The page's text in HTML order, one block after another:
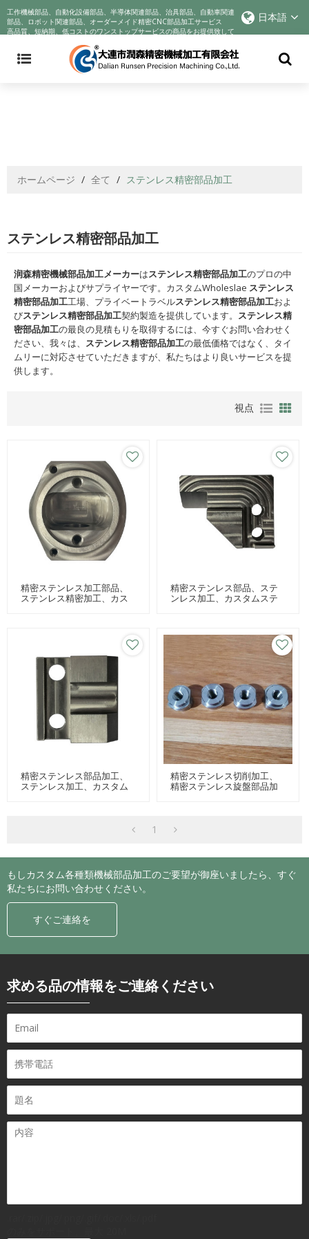
Announcement: Cyndar is tracking the company's actions in response to
the COVID-19 crisis and improving best practices to incentivize better
business behaviors. We voluntarily reduce profits to help companies
through their sadness. We sincerely wish you health
工作機械部品、自動化設備部品、半導体関連部品、治具部品、自動車関連
部品、ロボット関連部品、オーダーメイド精密CNC部品加工サービス
高品質、短納期、低コストのワンストップサービスの商品をお提供致して
日本語
ホームページ / 全て / ステンレス精密部品加工
ステンレス精密部品加工
润森精密機械部品加工メーカーはステンレス精密部品加工のプロの中
国メーカーおよびサプライヤーです。カスタムWholeslae ステンレス
精密部品加工工場、プライベートラベルステンレス精密部品加工およ
びステンレス精密部品加工契約製造を提供しています。 ステンレス精
密部品加工の最良の見積もりを取得するには、今すぐお問い合わせく
ださい、我々は、 ステンレス精密部品加工の最低価格ではなく、タイ
ムリーに対応させていただきますが、私たちはより良いサービスを提
供します。
視点
精密ステンレス加工部品、
ステンレス精密加工、カス
精密ステンレス部品、ステ
ンレス加工、カスタムステ
精密ステンレス部品加工、
ステンレス加工、カスタム
精密ステンレス切削加工、
精密ステンレス旋盤部品加
1
もしカスタム各種類機械部品加工のご要望が御座いましたら、すぐ
私たちにお問い合わせください。
すぐご連絡を
求める品の情報をご連絡ください